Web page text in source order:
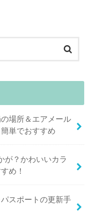
場所＆エアメール
単でおすすめ
が？かわいいカラ
め！
スポートの更新手